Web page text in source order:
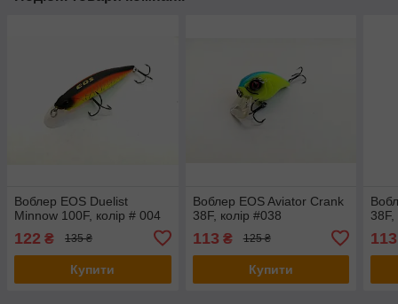
Воблер EOS Duelist
Minnow 100F, колір # 004
122 ₴ 135 ₴
Купити
Воблер EOS Aviator Crank
38F, колір #038
113 ₴ 125 ₴
Купити
38F,
113